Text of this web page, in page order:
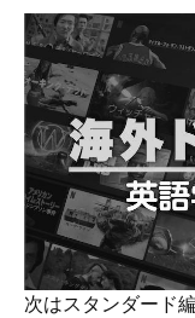
次はスタンダード